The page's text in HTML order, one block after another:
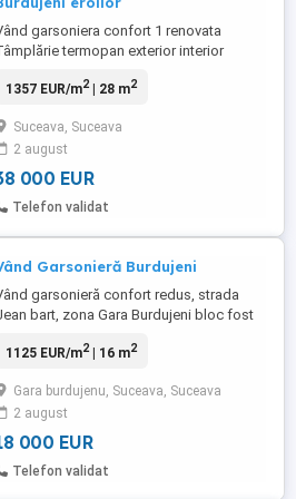
garsoniera confort 1 renovata
termopan exterior interior
aragaz,cuptor microunde, TV,unitate aer
1357 EUR/m2| 28 m2
Suceava, Suceava
2 august
000 EUR
Telefon validat
Garsonieră Burdujeni
garsonieră confort redus, strada
bart, zona Gara Burdujeni bloc fost
negociabil Mai multe detalii la telefon:
1125 EUR/m2| 16 m2
Gara burdujenu, Suceava, Suceava
2 august
000 EUR
Telefon validat